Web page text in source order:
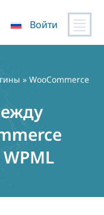
Войти
» WooCommerce